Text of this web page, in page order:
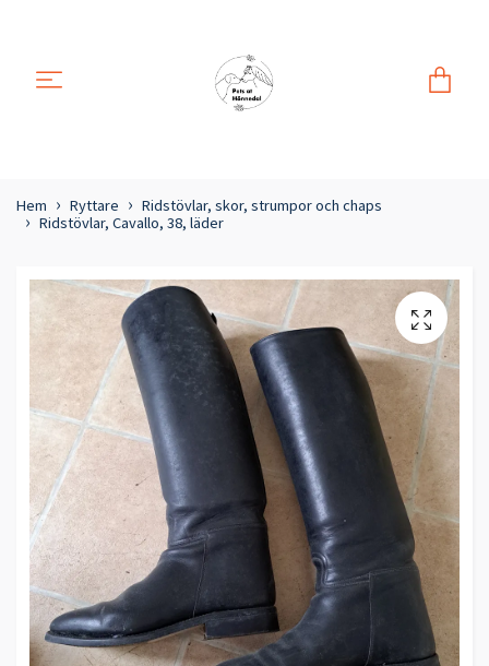
Hem Ryttare
Ridstövlar, skor, strumpor och chaps
Ridstövlar, Cavallo, 38, läder